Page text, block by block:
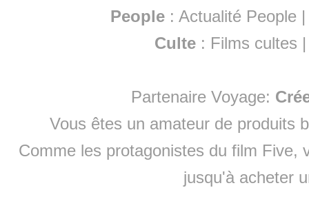
People :Actualité People
Culte : Films cultes
Partenaire Voyage:
Vous êtes un amateur de produits
Comme les protagonistes du film Five,
jusqu'à acheter